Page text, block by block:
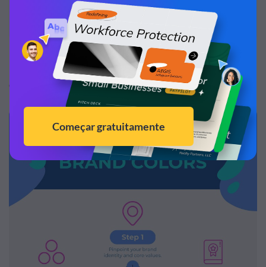
percepções da realidade
Então é isso aí! Vamos começar! Agora é real, agora é